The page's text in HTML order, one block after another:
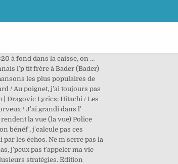
à fond dans la caisse, on …
l'p'tit frère à Bader (Bader)
les plus populaires de
/ Au poignet, j'ai toujours pas
Dragovic Lyrics: Hitachi / Les
/ J'ai grandi dans l'
la vue (la vue) Police
bénéf', j'calcule pas ces
les échos. Ne m'serre pas la
j'peux pas t'appeler ma vie
stratégies. Edition